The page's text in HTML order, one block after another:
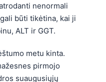
nenormali
būti tikėtina, kai ji
ALT ir GGT.
metu kinta.
pirmojo
suaugusiųjų